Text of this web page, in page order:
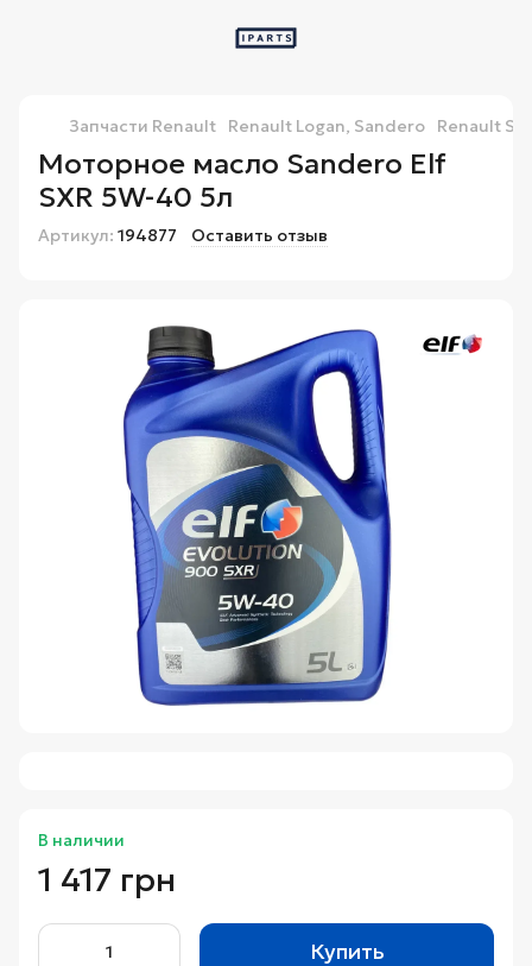
Запчасти Renault Renault Logan, Sandero Renault
Моторное масло Sandero Elf
SXR 5W-40 5л
Артикул: 194877 Оставить отзыв
В наличии
1 417 грн
Купить